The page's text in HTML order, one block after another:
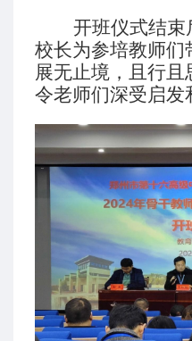
开班仪式结束
校长为参培教师们
展无止境，且行且
令老师们深受启发